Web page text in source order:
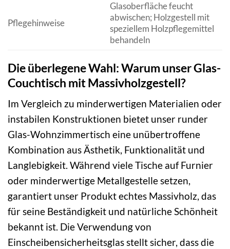
Pflegehinweise
Glasoberfläche feucht
abwischen; Holzgestell mit
speziellem Holzpflegemittel
behandeln
Die überlegene Wahl: Warum unser Glas-
Couchtisch mit Massivholzgestell?
Im Vergleich zu minderwertigen Materialien oder
instabilen Konstruktionen bietet unser runder
Glas-Wohnzimmertisch eine unübertroffene
Kombination aus Ästhetik, Funktionalität und
Langlebigkeit. Während viele Tische auf Furnier
oder minderwertige Metallgestelle setzen,
garantiert unser Produkt echtes Massivholz, das
für seine Beständigkeit und natürliche Schönheit
bekannt ist. Die Verwendung von
Einscheibensicherheitsglas stellt sicher, dass die